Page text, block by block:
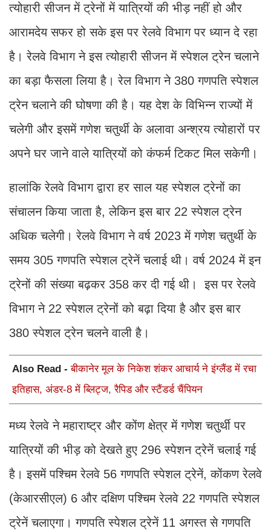
त्योहारी सीजन में ट्रेनों में यात्रियों की भीड़ नहीं हो और
आरामदेय सफर हो सके इस पर रेलवे विभाग पर ध्यान दे रहा
है। रेलवे विभाग ने इस त्योहारी सीजन में स्पेशल ट्रेन चलाने
का बड़ा फैसला लिया है। रेल विभाग ने 380 गणपति स्पेशल
ट्रेन चलाने की घोषणा की है। यह देश के विभिन्न राज्यों में
चलेगी और इसमें गणेश चतुर्थी के अलावा अन्श्रय त्योहारों पर
अपने घर जाने वाले यात्रियों को कंफर्म टिकट मिल सकेगी।
हालांकि रेलवे विभाग द्वारा हर साल यह स्पेशल ट्रेनों का
संचालन किया जाता है, लेकिन इस बार 22 स्पेशल ट्रेन
अधिक चलेगी। रेलवे विभाग ने वर्ष 2023 में गणेश चतुर्थी के
समय 305 गणपति स्पेशल ट्रेनें चलाई थी। वर्ष 2024 में इन
ट्रेनों की संख्या बढ़कर 358 कर दी गई थी। इस पर रेलवे
विभाग ने 22 स्पेशल ट्रेनों को बढ़ा दिया है और इस बार
380 स्पेशल ट्रेन चलने वाली है।
Also Read -बीकानेर मूल के निकेश शंकर आचार्य ने इंग्लैंड में रचा
इतिहास, अंडर-8 में ब्लिट्ज, रैपिड और स्टैंडर्ड चैंपियन
मध्य रेलवे ने महाराष्ट्र और कोंण क्षेत्र में गणेश चतुर्थी पर
यात्रियों की भीड़ को देखते हुए 296 स्पेशन ट्रेनें चलाई गई
है। इसमें पश्चिम रेलवे 56 गणपति स्पेशल ट्रेनें, कोंकण रेलवे
(केआरसीएल) 6 और दक्षिण पश्चिम रेलवे 22 गणपति स्पेशल
ट्रेनें चलाएगा। गणपति स्पेशल ट्रेनें 11 अगस्त से गणपति